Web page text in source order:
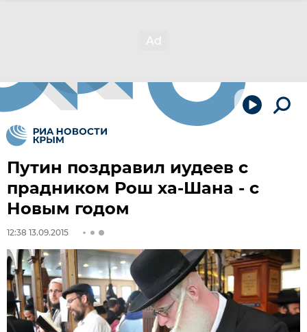
Путин поздравил иудеев с
прадником Рош ха-Шана - с
Новым годом
12:38 13.09.2015